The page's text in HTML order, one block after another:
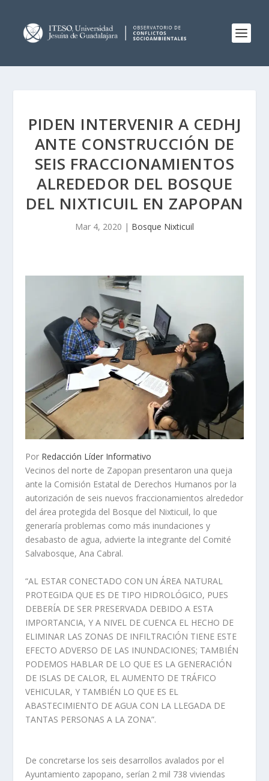
PIDEN INTERVENIR A CEDHJ
ANTE CONSTRUCCIÓN DE
SEIS FRACCIONAMIENTOS
ALREDEDOR DEL BOSQUE
DEL NIXTICUIL EN ZAPOPAN
Mar 4, 2020 | Bosque Nixticuil
Por Redacción Líder Informativo
Vecinos del norte de Zapopan presentaron una queja
ante la Comisión Estatal de Derechos Humanos por la
autorización de seis nuevos fraccionamientos alrededor
del área protegida del Bosque del Nixticuil, lo que
generaría problemas como más inundaciones y
desabasto de agua, advierte la integrante del Comité
Salvabosque, Ana Cabral.
“AL ESTAR CONECTADO CON UN ÁREA NATURAL
PROTEGIDA QUE ES DE TIPO HIDROLÓGICO, PUES
DEBERÍA DE SER PRESERVADA DEBIDO A ESTA
IMPORTANCIA, Y A NIVEL DE CUENCA EL HECHO DE
ELIMINAR LAS ZONAS DE INFILTRACIÓN TIENE ESTE
EFECTO ADVERSO DE LAS INUNDACIONES; TAMBIÉN
PODEMOS HABLAR DE LO QUE ES LA GENERACIÓN
DE ISLAS DE CALOR, EL AUMENTO DE TRÁFICO
VEHICULAR, Y TAMBIÉN LO QUE ES EL
ABASTECIMIENTO DE AGUA CON LA LLEGADA DE
TANTAS PERSONAS A LA ZONA”.
De concretarse los seis desarrollos avalados por el
Ayuntamiento zapopano, serían 2 mil 738 viviendas